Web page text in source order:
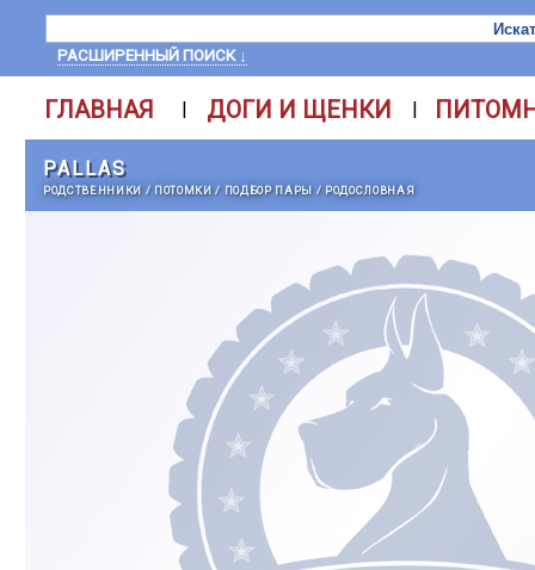
РАСШИРЕННЫЙ ПОИСК ↓
ГЛАВНАЯ | ДОГИ И ЩЕНКИ |
PALLAS
РОДСТВЕННИКИ / ПОТОМКИ/ ПОДБОР ПАРЫ / РОДОСЛОВНАЯ